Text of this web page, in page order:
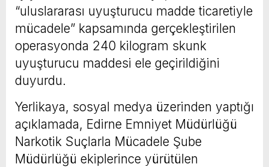
“uluslararası uyuşturucu madde ticaretiyle
mücadele” kapsamında gerçekleştirilen
operasyonda 240 kilogram skunk
uyuşturucu maddesi ele geçirildiğini
duyurdu.
Yerlikaya, sosyal medya üzerinden yaptığı
açıklamada, Edirne Emniyet Müdürlüğü
Narkotik Suçlarla Mücadele Şube
Müdürlüğü ekiplerince yürütülen